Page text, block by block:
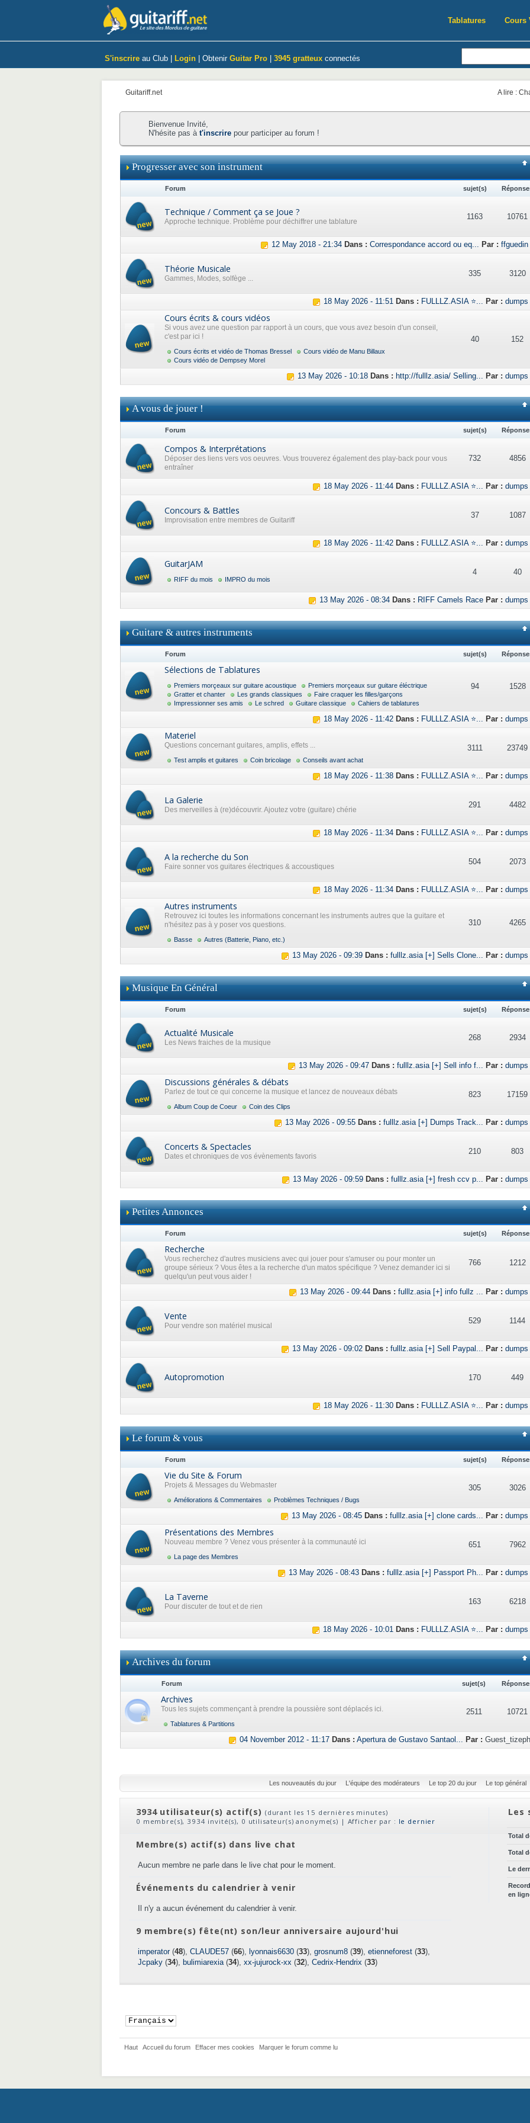
Tablatures Cours
S'inscrire au Club | Login | Obtenir Guitar Pro 3945 gratteux connectés
Guitariff.net A lire :
Bienvenue Invité,
N'hésite pas à t'inscrire pour participer au forum !
Progresser avec son instrument
Forum sujet(s)
Technique / Comment ça se Joue ?
Approche technique. Problème pour déchiffrer une tablature
1163 10761
12 May 2018 - 21:34 Dans : Correspondance accord ou eq... Par : ffguedin
Théorie Musicale
Gammes, Modes, solfège ...
335 3120
18 May 2026 - 11:51 Dans : FULLLZ.ASIA ⭐... Par : dumps
Cours écrits & cours vidéos
Si vous avez une question par rapport à un cours, que vous avez besoin d'un conseil,
c'est par ici !
Cours écrits et vidéo de Thomas Bressel
Cours vidéo de Manu Billaux
Cours vidéo de Dempsey Morel
40 152
13 May 2026 - 10:18 Dans : http://fulllz.asia/ Selling... Par : dumps
A vous de jouer !
Forum sujet(s)
Compos & Interprétations
Déposer des liens vers vos oeuvres. Vous trouverez également des play-back pour vous
entraîner
732 4856
18 May 2026 - 11:44 Dans : FULLLZ.ASIA ⭐... Par : dumps
Concours & Battles
Improvisation entre membres de Guitariff
37 1087
18 May 2026 - 11:42 Dans : FULLLZ.ASIA ⭐... Par : dumps
GuitarJAM
RIFF du mois IMPRO du mois
4 40
13 May 2026 - 08:34 Dans : RIFF Camels Race Par : dumps
Guitare & autres instruments
Forum sujet(s)
Sélections de Tablatures
Premiers morçeaux sur guitare acoustique
Premiers morçeaux sur guitare éléctrique
Gratter et chanter
Les grands classiques
Faire craquer les filles/garçons
Impressionner ses amis
Le schred Guitare classique Cahiers de tablatures
94 1528
18 May 2026 - 11:42 Dans : FULLLZ.ASIA ⭐... Par : dumps
Materiel
Questions concernant guitares, amplis, effets ...
Test amplis et guitares Coin bricolage Conseils avant achat
3111 23749
18 May 2026 - 11:38 Dans : FULLLZ.ASIA ⭐... Par : dumps
La Galerie
Des merveilles à (re)découvrir. Ajoutez votre (guitare) chérie
291 4482
18 May 2026 - 11:34 Dans : FULLLZ.ASIA ⭐... Par : dumps
A la recherche du Son
Faire sonner vos guitares électriques & accoustiques
504 2073
18 May 2026 - 11:34 Dans : FULLLZ.ASIA ⭐... Par : dumps
Autres instruments
Retrouvez ici toutes les informations concernant les instruments autres que la guitare et
n'hésitez pas à y poser vos questions.
Basse Autres (Batterie, Piano, etc.)
310 4265
13 May 2026 - 09:39 Dans : fulllz.asia [+] Sells Clone... Par : dumps
Musique En Général
Forum sujet(s)
Actualité Musicale
Les News fraiches de la musique
268 2934
13 May 2026 - 09:47 Dans : fulllz.asia [+] Sell info f... Par : dumps
Discussions générales & débats
Parlez de tout ce qui concerne la musique et lancez de nouveaux débats
Album Coup de Coeur Coin des Clips
823 17159
13 May 2026 - 09:55 Dans : fulllz.asia [+] Dumps Track... Par : dumps
Concerts & Spectacles
Dates et chroniques de vos évènements favoris
210 803
13 May 2026 - 09:59 Dans : fulllz.asia [+] fresh ccv p... Par : dumps
Petites Annonces
Forum sujet(s)
Recherche
Vous recherchez d'autres musiciens avec qui jouer pour s'amuser ou pour monter un
groupe sérieux ? Vous êtes a la recherche d'un matos spécifique ? Venez demander ici si
quelqu'un peut vous aider !
766 1212
13 May 2026 - 09:44 Dans : fulllz.asia [+] info fullz ... Par : dumps
Vente
Pour vendre son matériel musical
529 1144
13 May 2026 - 09:02 Dans : fulllz.asia [+] Sell Paypal... Par : dumps
Autopromotion 170 449
18 May 2026 - 11:30 Dans : FULLLZ.ASIA ⭐... Par : dumps
Le forum & vous
Forum sujet(s)
Vie du Site & Forum
Projets & Messages du Webmaster
Améliorations & Commentaires Problèmes Techniques / Bugs
305 3026
13 May 2026 - 08:45 Dans : fulllz.asia [+] clone cards... Par : dumps
Présentations des Membres
Nouveau membre ? Venez vous présenter à la communauté ici
La page des Membres
651 7962
13 May 2026 - 08:43 Dans : fulllz.asia [+] Passport Ph... Par : dumps
La Taverne
Pour discuter de tout et de rien
163 6218
18 May 2026 - 10:01 Dans : FULLLZ.ASIA ⭐... Par : dumps
Archives du forum
Forum sujet(s)
Archives
Tous les sujets commençant à prendre la poussière sont déplacés ici.
Tablatures & Partitions
2511 10721
04 November 2012 - 11:17 Dans : Apertura de Gustavo Santaol... Par :
Les nouveautés du jour L'équipe des modérateurs Le top 20 du jour Le top général
Les
Total
Total
Le
en
3934 utilisateur(s) actif(s) (durant les 15 dernières minutes)
0 membre(s), 3934 invité(s), 0 utilisateur(s) anonyme(s) | Afficher par : le dernier
Membre(s) actif(s) dans live chat
Aucun membre ne parle dans le live chat pour le moment.
Événements du calendrier à venir
Il n'y a aucun événement du calendrier à venir.
9 membre(s) fête(nt) son/leur anniversaire aujourd'hui
imperator(48), CLAUDE57 (66), lyonnais6630 (33), grosnum8 (39), etienneforest (33),
Jcpaky (34), bulimiarexia(34), xx-jujurock-xx (32), Cedrix-Hendrix (33)
Haut Accueil du forum Effacer mes cookies Marquer le forum comme lu